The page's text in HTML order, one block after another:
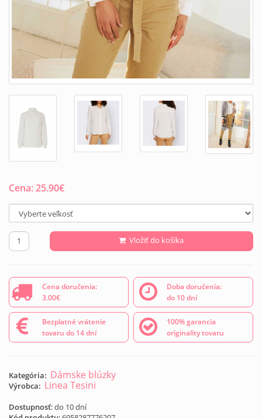
Cena:25.90€
Vložiť do košíka
Cena doručenia:
3.00€
Doba doručenia:
do 10 dní
Bezplatné vrátenie
tovaru do 14 dní
100% garancia
originality tovaru
Kategória: Dámske blúzky
Výrobca: Linea Tesini
Dostupnosť: do 10 dní